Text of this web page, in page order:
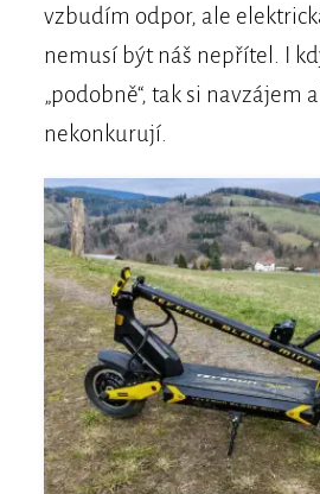
vzbudím odpor, ale
nemusí být náš nepřítel. I
„podobně“, tak si navzájem
nekonkurují.